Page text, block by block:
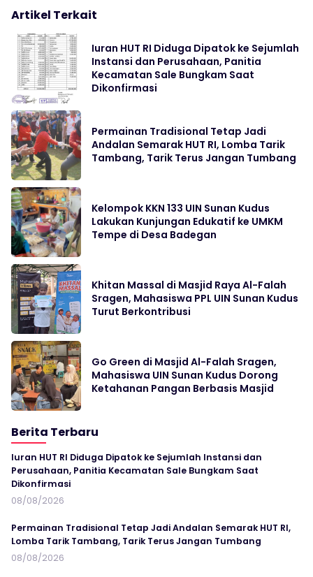
Artikel Terkait
Iuran HUT RI Diduga Dipatok ke Sejumlah
Instansi dan Perusahaan, Panitia
Kecamatan Sale Bungkam Saat
Dikonfirmasi
Permainan Tradisional Tetap Jadi
Andalan Semarak HUT RI, Lomba Tarik
Tambang, Tarik Terus Jangan Tumbang
Kelompok KKN 133 UIN Sunan Kudus
Lakukan Kunjungan Edukatif ke UMKM
Tempe di Desa Badegan
Khitan Massal di Masjid Raya Al-Falah
Sragen, Mahasiswa PPL UIN Sunan Kudus
Turut Berkontribusi
Go Green di Masjid Al-Falah Sragen,
Mahasiswa UIN Sunan Kudus Dorong
Ketahanan Pangan Berbasis Masjid
Berita Terbaru
Iuran HUT RI Diduga Dipatok ke Sejumlah Instansi dan
Perusahaan, Panitia Kecamatan Sale Bungkam Saat
Dikonfirmasi
08/08/2026
Permainan Tradisional Tetap Jadi Andalan Semarak HUT RI,
Lomba Tarik Tambang, Tarik Terus Jangan Tumbang
08/08/2026